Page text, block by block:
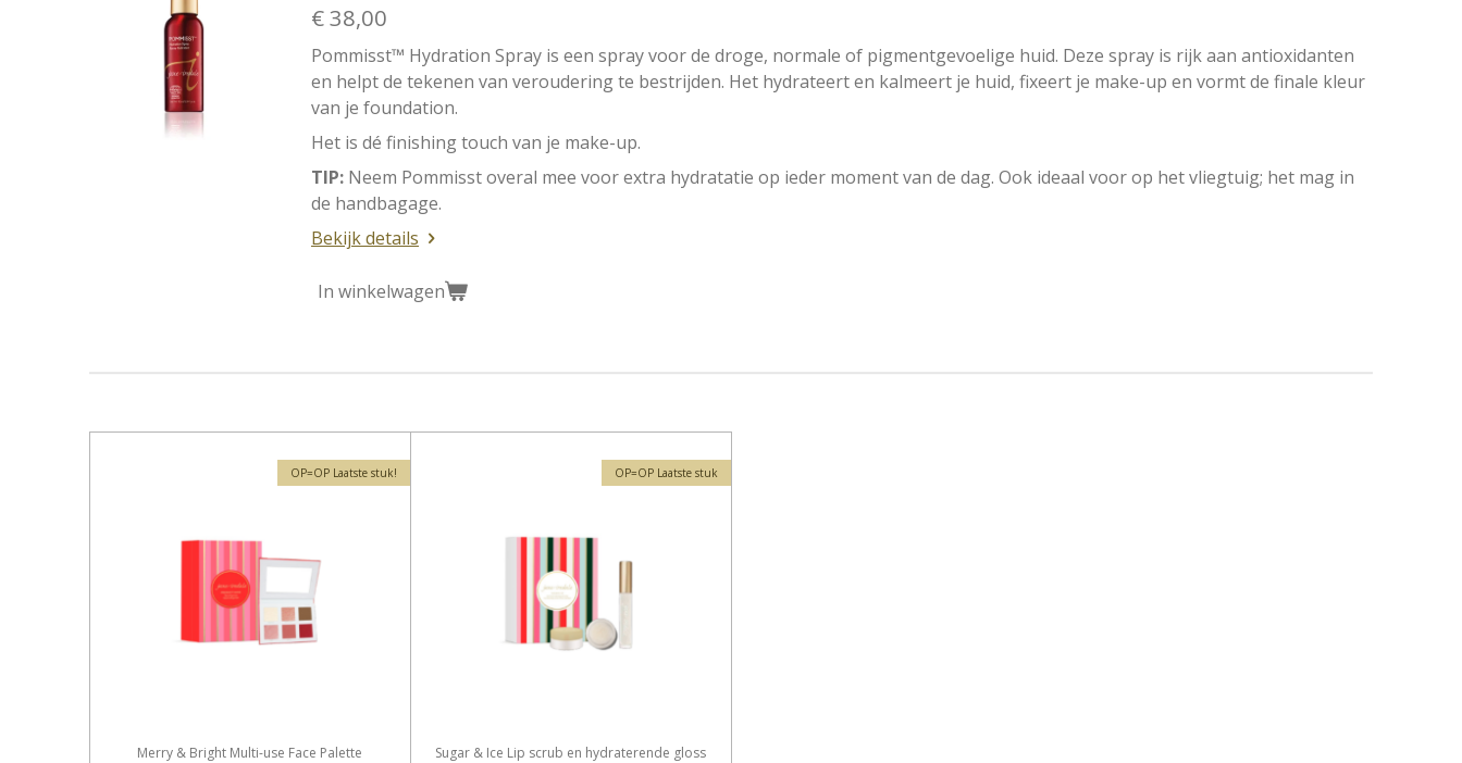
€ 38,00
Pommisst™ Hydration Spray is een spray voor de droge, normale of pigmentgevoelige huid. Deze spray is rijk aan antioxidanten
en helpt de tekenen van veroudering te bestrijden. Het hydrateert en kalmeert je huid, fixeert je make-up en vormt de finale kleur
van je foundation.
Het is dé finishing touch van je make-up.
TIP: Neem Pommisst overal mee voor extra hydratatie op ieder moment van de dag. Ook ideaal voor op het vliegtuig; het mag in
de handbagage.
Bekijk details
In winkelwagen
OP=OP Laatste stuk!
Merry & Bright Multi-use Face Palette
OP=OP Laatste stuk
Sugar & Ice Lip scrub en hydraterende gloss